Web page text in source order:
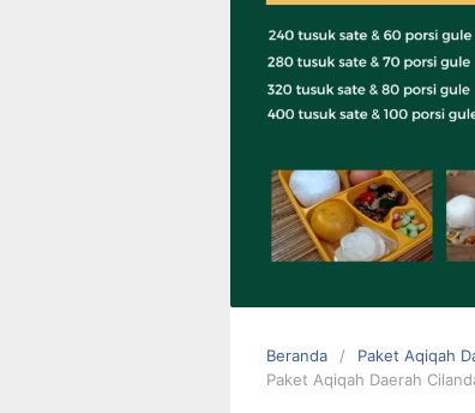
0823 1246
6713
Beranda
Paket Aqiqah
Paket Aqiqah Daerah